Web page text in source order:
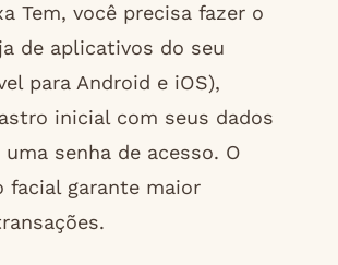
Tem, você precisa fazer o
de aplicativos do seu
para Android e iOS),
inicial com seus dados
senha de acesso. O
facial garante maior